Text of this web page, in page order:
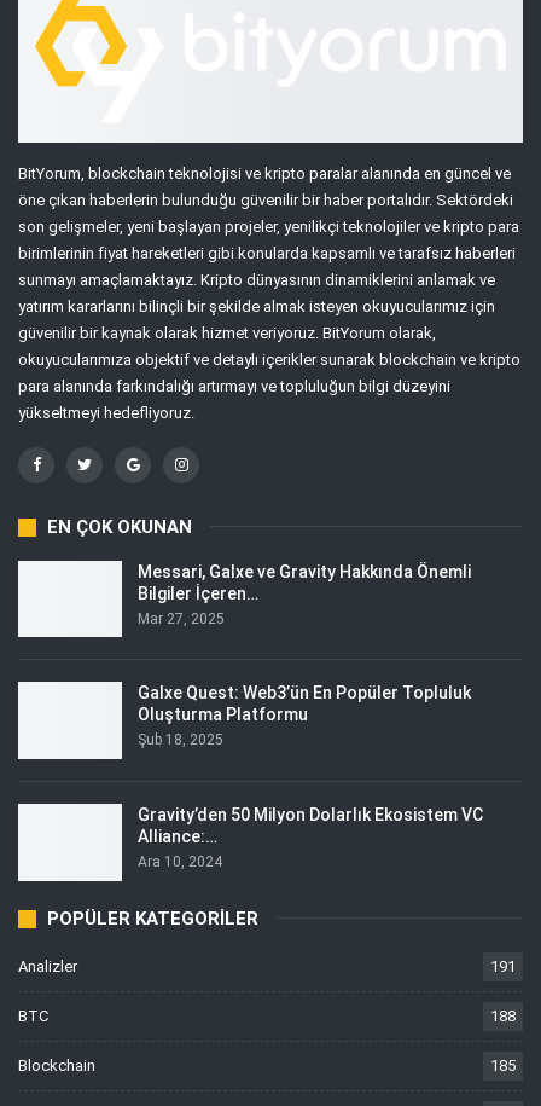
BitYorum, blockchain teknolojisi ve kripto paralar alanında en güncel ve
öne çıkan haberlerin bulunduğu güvenilir bir haber portalıdır. Sektördeki
son gelişmeler, yeni başlayan projeler, yenilikçi teknolojiler ve kripto para
birimlerinin fiyat hareketleri gibi konularda kapsamlı ve tarafsız haberleri
sunmayı amaçlamaktayız. Kripto dünyasının dinamiklerini anlamak ve
yatırım kararlarını bilinçli bir şekilde almak isteyen okuyucularımız için
güvenilir bir kaynak olarak hizmet veriyoruz. BitYorum olarak,
okuyucularımıza objektif ve detaylı içerikler sunarak blockchain ve kripto
para alanında farkındalığı artırmayı ve topluluğun bilgi düzeyini
yükseltmeyi hedefliyoruz.
EN ÇOK OKUNAN
Messari, Galxe ve Gravity Hakkında Önemli
Bilgiler İçeren…
Mar 27, 2025
Galxe Quest: Web3’ün En Popüler Topluluk
Oluşturma Platformu
Şub 18, 2025
Gravity’den 50 Milyon Dolarlık Ekosistem VC
Alliance:…
Ara 10, 2024
POPÜLER KATEGORILER
Analizler 191
BTC 188
Blockchain 185